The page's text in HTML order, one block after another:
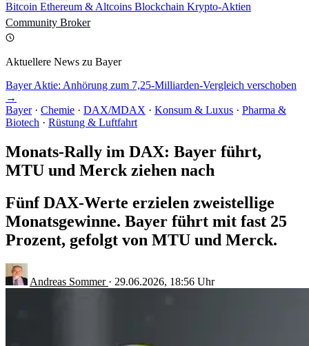
Bitcoin Ethereum & Altcoins Blockchain Krypto-Aktien
Community Broker
Aktuellere News zu Bayer
Bayer Aktie: Anhörung zum 7,25-Milliarden-Vergleich verschoben
→
Bayer · Chemie · DAX/MDAX · Konsum & Luxus · Pharma &
Biotech · Rüstung & Luftfahrt
Monats-Rally im DAX: Bayer führt,
MTU und Merck ziehen nach
Fünf DAX-Werte erzielen zweistellige
Monatsgewinne. Bayer führt mit fast 25
Prozent, gefolgt von MTU und Merck.
Andreas Sommer · 29.06.2026, 18:56 Uhr